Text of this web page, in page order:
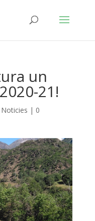
un
21!
Noticies | 0